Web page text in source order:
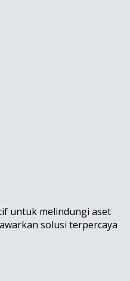
untuk melindungi aset
solusi terpercaya